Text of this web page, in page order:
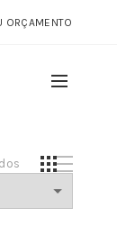
ORÇAMENTO
Ordenado